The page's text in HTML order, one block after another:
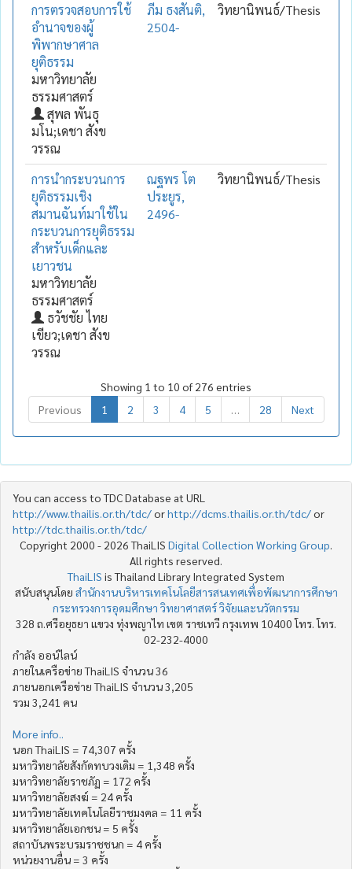
การตรวจสอบการใช้
อำนาจของผู้
พิพากษาศาล
ยุติธรรม
มหาวิทยาลัย
ธรรมศาสตร์
สุพล พันธุ
มโน;เดชา สังข
วรรณ
ภีม ธงสันติ,
2504-
วิทยานิพนธ์/Thesis
การนำกระบวนการ
ยุติธรรมเชิง
สมานฉันท์มาใช้ใน
กระบวนการยุติธรรม
สำหรับเด็กและ
เยาวชน
มหาวิทยาลัย
ธรรมศาสตร์
ธวัชชัย ไทย
เขียว;เดชา สังข
วรรณ
ณฐพร โต
ประยูร,
2496-
วิทยานิพนธ์/Thesis
Showing 1 to 10 of 276 entries
Previous
1 2 3 4 5 28 Next
You can access to TDC Database at URL
http://www.thailis.or.th/tdc/orhttp://dcms.thailis.or.th/tdc/or
http://tdc.thailis.or.th/tdc/
Copyright 2000 - 2026 ThaiLIS Digital Collection Working Group
All rights reserved.
ThaiLIS is Thailand Library Integrated System
สนับสนุนโดย สำนักงานบริหารเทคโนโลยีสารสนเทศเพื่อพัฒนาการศึกษา
กระทรวงการอุดมศึกษา วิทยาศาสตร์ วิจัยและนวัตกรรม
328 ถ.ศรีอยุธยา แขวง ทุ่งพญาไท เขต ราชเทวี กรุงเทพ 10400 โทร. โทร.
02-232-4000
กำลัง ออน์ไลน์
ภายในเครือข่าย ThaiLIS จำนวน 36
ภายนอกเครือข่าย ThaiLIS จำนวน 3,205
รวม 3,241 คน
More info..
นอก ThaiLIS = 74,307 ครั้ง
มหาวิทยาลัยสังกัดทบวงเดิม = 1,348 ครั้ง
มหาวิทยาลัยราชภัฏ = 172 ครั้ง
มหาวิทยาลัยสงฆ์ = 24 ครั้ง
มหาวิทยาลัยเทคโนโลยีราชมงคล = 11 ครั้ง
มหาวิทยาลัยเอกชน = 5 ครั้ง
สถาบันพระบรมราชชนก = 4 ครั้ง
หน่วยงานอื่น = 3 ครั้ง